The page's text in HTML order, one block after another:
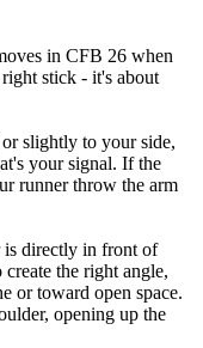
in CFB 26 when
stick - it's about
slightly to your side,
your signal. If the
runner throw the arm
is directly in front of
the right angle,
or toward open space.
opening up the